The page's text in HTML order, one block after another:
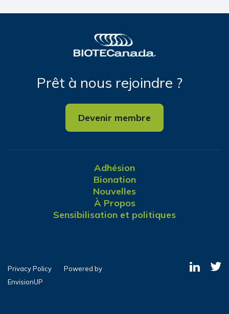
Prêt à nous rejoindre ?
Devenir membre
Adhésion
Bionation
Nouvelles
À Propos
Sensibilisation et politiques
Privacy Policy
Powered by
EnvisionUP